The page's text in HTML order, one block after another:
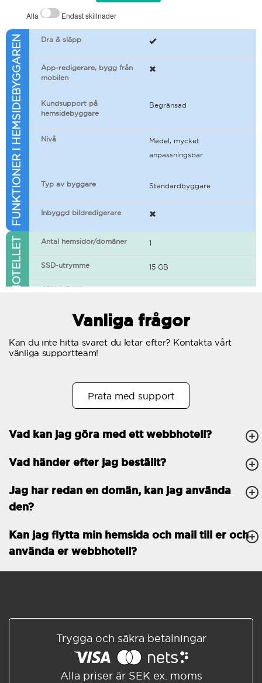
Alla Endast skillnader
FUNKTIONER I HEMSIDEBYGGAREN Dra & släpp
App-redigerare, bygg från
mobilen
Kundsupport på
hemsidebyggare
Begränsad
Nivå
Medel, mycket
anpassningsbar
Typ av byggare Standardbyggare
Inbyggd bildredigerare
FUNKTIONER I WEBBHOTELLET Antal hemsidor/domäner 1
SSD-utrymme 15 GB
CPU & RAM
Gratis SSL-certifikat
Antal samtidiga
Antal subdomäner Obegränsat
cPanel
FTP, SSH, GIT
Databaser Obegränsat
E-POSTFUNKTIONER
IMAP/CalDAV/CardDAV
Spamskydd Standard
Delad/Synkroniserad
adressbok
Vanliga frågor
Kan du inte hitta svaret du letar efter? Kontakta vårt
vänliga supportteam!
Prata med support
Vad kan jag göra med ett webbhotell?
Vad händer efter jag beställt?
Jag har redan en domän, kan jag använda
den?
Kan jag flytta min hemsida och mail till er och
använda er webbhotell?
Trygga och säkra betalningar
Alla priser är SEK ex. moms